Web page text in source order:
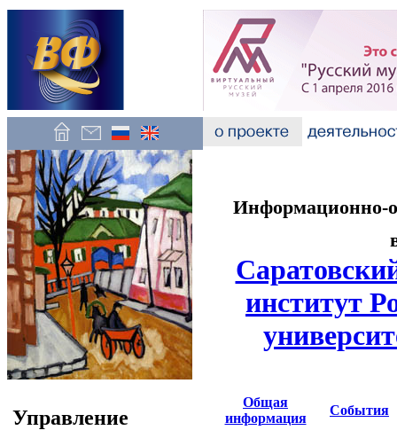
Управление
Информационно-
институт
Общая
информация
События